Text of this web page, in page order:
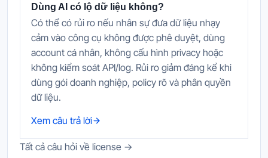
Dùng AI có lộ dữ liệu không?
Có thể có rủi ro nếu nhân sự đưa dữ liệu nhạy
cảm vào công cụ không được phê duyệt, dùng
account cá nhân, không cấu hình privacy hoặc
không kiểm soát API/log. Rủi ro giảm đáng kể khi
dùng gói doanh nghiệp, policy rõ và phân quyền
dữ liệu.
Xem câu trả lời
Tất cả câu hỏi về license →